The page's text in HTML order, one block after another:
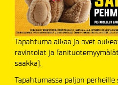
Tapahtuma alkaa ja ovet
ravintolat ja
saakka).
Tapahtumassa paljon perheille